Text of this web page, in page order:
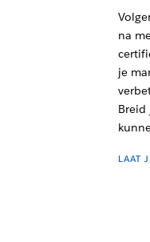
na
je
Breid
LAAT